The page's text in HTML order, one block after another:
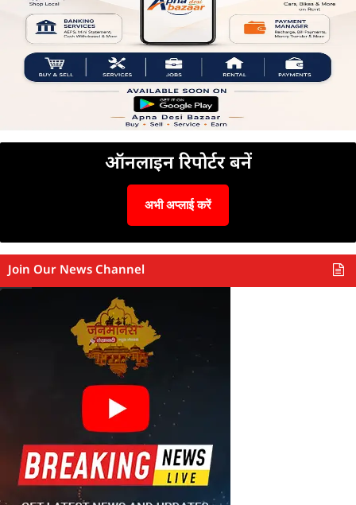
ऑनलाइन रिपोर्टर बनें
अभी अप्लाई करें
Join Our News Channel